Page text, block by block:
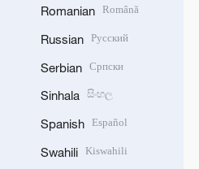
Romanian Română
Russian Русский
Serbian Српски
Sinhala සිංහල
Spanish Español
Swahili Kiswahili